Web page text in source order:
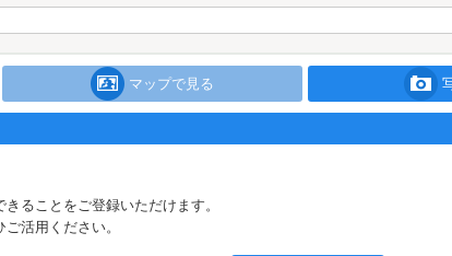
マップで見る
ることをご登録いただけます。
活用ください。